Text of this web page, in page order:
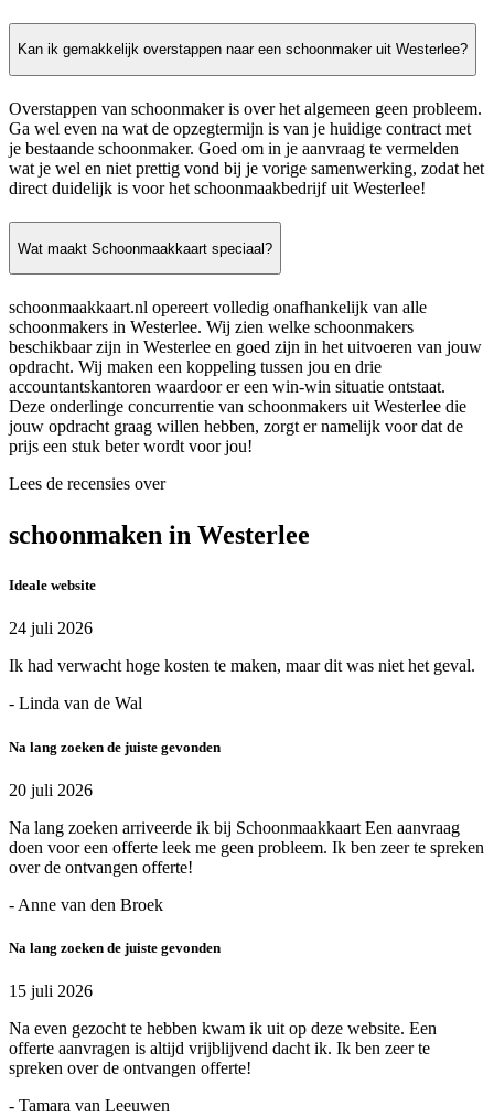
Kan ik gemakkelijk overstappen naar een schoonmaker uit Westerlee?
Overstappen van schoonmaker is over het algemeen geen probleem.
Ga wel even na wat de opzegtermijn is van je huidige contract met
je bestaande schoonmaker. Goed om in je aanvraag te vermelden
wat je wel en niet prettig vond bij je vorige samenwerking, zodat het
direct duidelijk is voor het schoonmaakbedrijf uit Westerlee!
Wat maakt Schoonmaakkaart speciaal?
schoonmaakkaart.nl opereert volledig onafhankelijk van alle
schoonmakers in Westerlee. Wij zien welke schoonmakers
beschikbaar zijn in Westerlee en goed zijn in het uitvoeren van jouw
opdracht. Wij maken een koppeling tussen jou en drie
accountantskantoren waardoor er een win-win situatie ontstaat.
Deze onderlinge concurrentie van schoonmakers uit Westerlee die
jouw opdracht graag willen hebben, zorgt er namelijk voor dat de
prijs een stuk beter wordt voor jou!
Lees de recensies over
schoonmaken in Westerlee
Ideale website
24 juli 2026
Ik had verwacht hoge kosten te maken, maar dit was niet het geval.
- Linda van de Wal
Na lang zoeken de juiste gevonden
20 juli 2026
Na lang zoeken arriveerde ik bij Schoonmaakkaart Een aanvraag
doen voor een offerte leek me geen probleem. Ik ben zeer te spreken
over de ontvangen offerte!
- Anne van den Broek
Na lang zoeken de juiste gevonden
15 juli 2026
Na even gezocht te hebben kwam ik uit op deze website. Een
offerte aanvragen is altijd vrijblijvend dacht ik. Ik ben zeer te
spreken over de ontvangen offerte!
- Tamara van Leeuwen